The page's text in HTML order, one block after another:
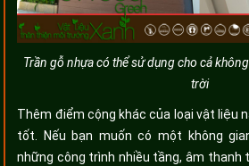
Trần gỗ nhựa có thể sử dụng cho cả
trời
Thêm điểm cộng khác của loại vật liệu
tốt. Nếu bạn muốn có một không
những công trình nhiều tầng, âm thanh